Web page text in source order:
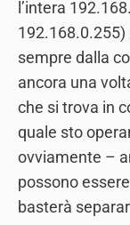
l’intera
192.168.0.255)
sempre dalla
ancora una
che si trova in
quale sto
ovviamente –
possono
basterà